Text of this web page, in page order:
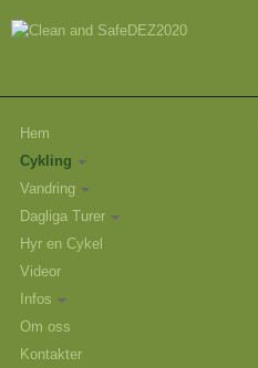
Hem
Cykling
Vandring
Dagliga Turer
Hyr en Cykel
Videor
Infos
Om oss
Kontakter